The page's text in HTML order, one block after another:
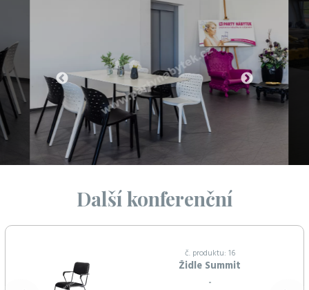
Další konferenční
č. produktu: 16
Židle Summit
...